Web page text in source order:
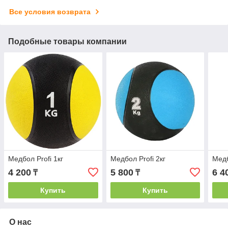
Все условия возврата
Подобные товары компании
Медбол Profi 1кг
4 200 ₸
Купить
Медбол Profi 2кг
5 800₸
Купить
6
О нас